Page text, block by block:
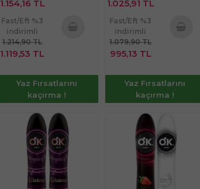
1.154,16 TL
Fast/Eft %3
indirimli
1.214,90 TL
1.119,53 TL
Yaz Fırsatlarını
kaçırma !
1.025,91 TL
Fast/Eft %3
indirimli
1.079,90 TL
995,13 TL
Yaz Fırsatlarını
kaçırma !